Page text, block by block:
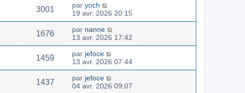
3001 par yoch
19 avr. 2026 20:15
1676 par nanne
13 avr. 2026 17:42
1459 par jefoce
13 avr. 2026 07:44
1437 par jefoce
04 avr. 2026 09:07